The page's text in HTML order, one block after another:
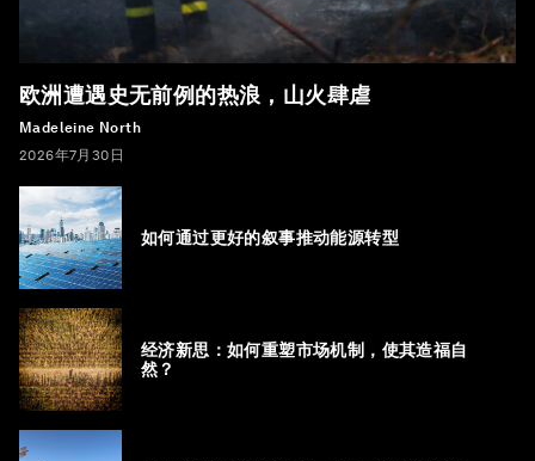
欧洲遭遇史无前例的热浪，山火肆虐
Madeleine North
2026年7月30日
如何通过更好的叙事推动能源转型
经济新思：如何重塑市场机制，使其造福自
然？